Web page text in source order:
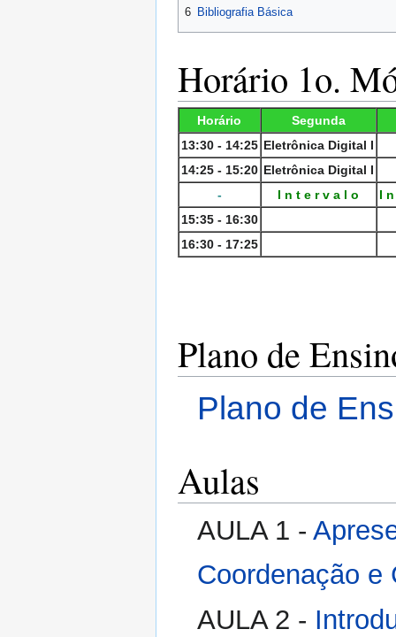
6 Bibliografia Básica
Horário 1o.
Horário
Segunda
13:30 - 14:25 Eletrônica Digital I
14:25 - 15:20 Eletrônica Digital I
-
I n t e r v a l o
I
15:35 - 16:30
16:30 - 17:25
Plano de
Plano de
Aulas
AULA 1 -
Coordenação e
AULA 2 -